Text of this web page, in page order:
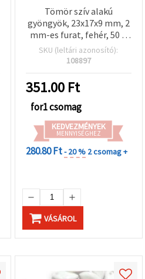
Tömör szív alakú
gyöngyök, 23x17x9 mm, 2
mm-es furat, fehér, 50 g
(kb. 25 db)
SKU (leltári azonosító):
108897
351.00 Ft
for1 csomag
KEDVEZMÉNYEK
MENNYISÉGHEZ
280.80 Ft- 20 % 2 csomag +
VÁSÁROL